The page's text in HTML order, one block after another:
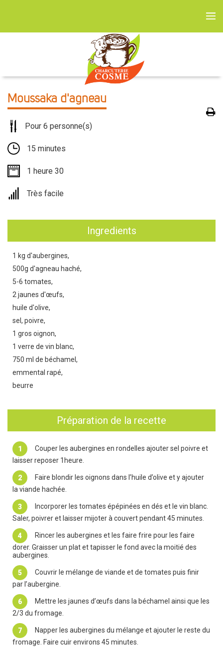
Moussaka d'agneau
Pour 6 personne(s)
15 minutes
1 heure 30
Très facile
Ingredients
1 kg d'aubergines,
500g d'agneau haché,
5-6 tomates,
2 jaunes d'œufs,
huile d'olive,
sel, poivre,
1 gros oignon,
1 verre de vin blanc,
750 ml de béchamel,
emmental rapé,
beurre
Préparation de la recette
Couper les aubergines en rondelles ajouter sel poivre et
laisser reposer 1heure.
Faire blondir les oignons dans l’huile d’olive et y ajouter
la viande hachée.
Incorporer les tomates épépinées en dés et le vin blanc.
Saler, poivrer et laisser mijoter à couvert pendant 45 minutes.
Rincer les aubergines et les faire frire pour les faire
dorer. Graisser un plat et tapisser le fond avec la moitié des
aubergines.
Couvrir le mélange de viande et de tomates puis finir
par l’aubergine.
Mettre les jaunes d’œufs dans la béchamel ainsi que les
2/3 du fromage.
Napper les aubergines du mélange et ajouter le reste du
fromage. Faire cuir environs 45 minutes.